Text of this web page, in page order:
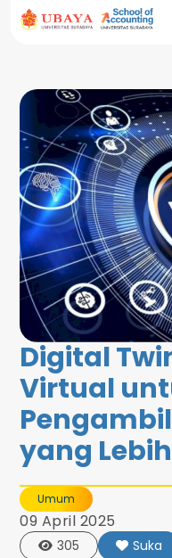
Digital
Virtual
yang
Umum
09 April 2025
305 Suka